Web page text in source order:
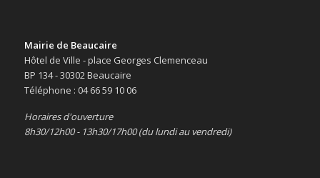
Mairie de Beaucaire
Hôtel de Ville - place Georges Clemenceau
BP 134 - 30302 Beaucaire
Téléphone : 04 66 59 10 06
Horaires d'ouverture
8h30/12h00 - 13h30/17h00 (du lundi au vendredi)